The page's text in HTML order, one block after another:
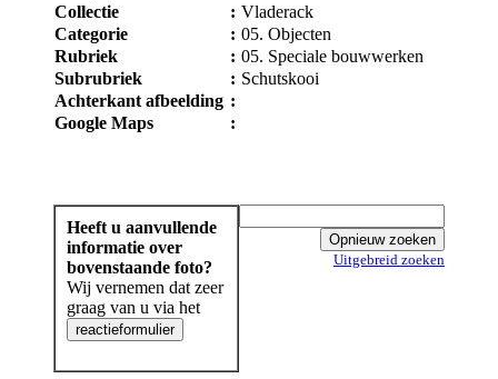
Collectie
: Vladerack
Categorie
: 05. Objecten
Rubriek
: 05. Speciale bouwwerken
Subrubriek
: Schutskooi
Achterkant afbeelding :
Google Maps
:
Heeft u aanvullende
informatie over
bovenstaande foto?
Wij vernemen dat zeer
graag van u via het
Uitgebreid zoeken